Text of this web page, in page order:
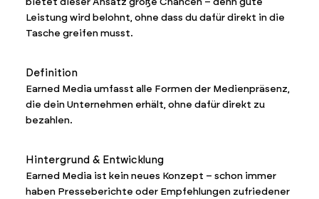
Leistung wird belohnt, ohne dass du dafür direkt in die
Tasche greifen musst.
Definition
Earned Media umfasst alle Formen der Medienpräsenz,
die dein Unternehmen erhält, ohne dafür direkt zu
bezahlen.
Hintergrund & Entwicklung
Earned Media ist kein neues Konzept – schon immer
haben Presseberichte oder Empfehlungen zufriedener